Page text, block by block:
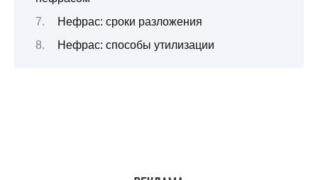
Нефрас: сроки разложения
Нефрас: способы утилизации